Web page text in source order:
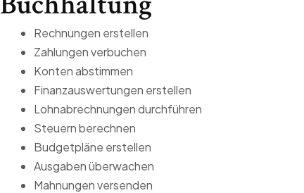
Rechnungen erstellen
Zahlungen verbuchen
Konten abstimmen
Finanzauswertungen erstellen
Lohnabrechnungen durchführen
Steuern berechnen
Budgetpläne erstellen
Ausgaben überwachen
Mahnungen versenden